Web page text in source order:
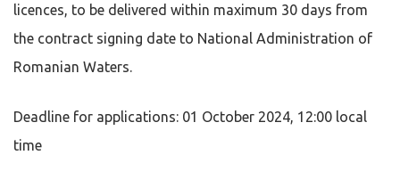
licences, to be delivered within maximum 30 days from
the contract signing date to National Administration of
Romanian Waters.
Deadline for applications: 01 October 2024, 12:00 local
time